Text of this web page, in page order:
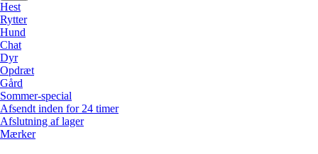
Hest
Rytter
Hund
Chat
Dyr
Opdræt
Gård
Sommer-special
Afsendt inden for 24 timer
Afslutning af lager
Mærker